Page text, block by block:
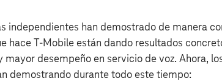
independientes han demostrado de manera
hace T‑Mobile están dando resultados
mayor desempeño en servicio de voz. Ahora,
demostrando durante todo este tiempo: